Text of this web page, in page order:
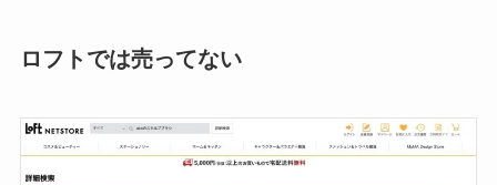
ロフトでは売ってない